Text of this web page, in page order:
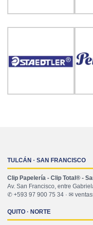
TULCÁN · SAN FRANCISCO
Clip Papelería - Clip Total® -
Av. San Francisco, entre
✆ +593 97 900 75 34 · ✉
QUITO · NORTE